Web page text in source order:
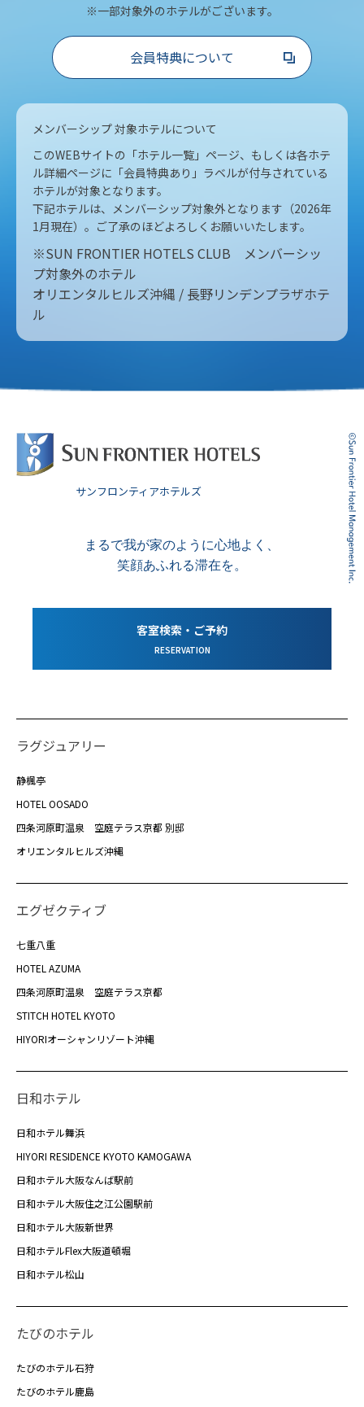
※一部対象外のホテルがございます。
会員特典について
メンバーシップ 対象ホテルについて
このWEBサイトの「ホテル一覧」ページ、もしくは各ホテ
ル詳細ページに「会員特典あり」ラベルが付与されている
ホテルが対象となります。
下記ホテルは、メンバーシップ対象外となります（2026年
1月現在）。ご了承のほどよろしくお願いいたします。
※SUN FRONTIER HOTELS CLUB メンバーシッ
プ対象外のホテル
オリエンタルヒルズ沖縄 / 長野リンデンプラザホテ
ル
サンフロンティアホテルズ
まるで我が家のように心地よく、
笑顔あふれる滞在を。
客室検索・ご予約
RESERVATION
ラグジュアリー
静楓亭
HOTEL OOSADO
四条河原町温泉 空庭テラス京都 別邸
オリエンタルヒルズ沖縄
エグゼクティブ
七重八重
HOTEL AZUMA
四条河原町温泉 空庭テラス京都
STITCH HOTEL KYOTO
HIYORIオーシャンリゾート沖縄
日和ホテル
日和ホテル舞浜
HIYORI RESIDENCE KYOTO KAMOGAWA
日和ホテル大阪なんば駅前
日和ホテル大阪住之江公園駅前
日和ホテル大阪新世界
日和ホテルFlex大阪道頓堀
日和ホテル松山
たびのホテル
たびのホテル石狩
たびのホテル鹿島